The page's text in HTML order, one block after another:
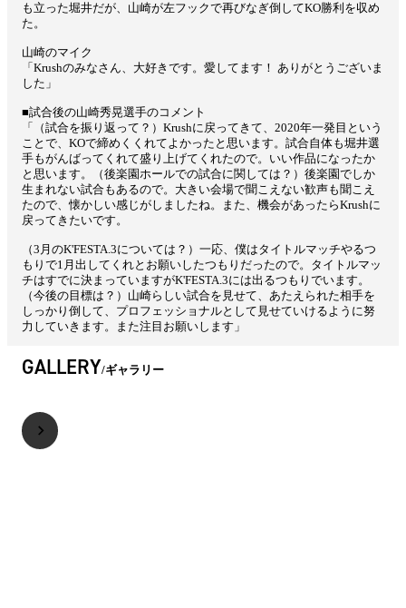
も立った堀井だが、山崎が左フックで再びなぎ倒してKO勝利を収め
た。
山崎のマイク
「Krushのみなさん、大好きです。愛してます！ ありがとうございま
した」
■試合後の山崎秀晃選手のコメント
「（試合を振り返って？）Krushに戻ってきて、2020年一発目という
ことで、KOで締めくくれてよかったと思います。試合自体も堀井選
手もがんばってくれて盛り上げてくれたので。いい作品になったか
と思います。（後楽園ホールでの試合に関しては？）後楽園でしか
生まれない試合もあるので。大きい会場で聞こえない歓声も聞こえ
たので、懐かしい感じがしましたね。また、機会があったらKrushに
戻ってきたいです。
（3月のK'FESTA.3については？）一応、僕はタイトルマッチやるつ
もりで1月出してくれとお願いしたつもりだったので。タイトルマッ
チはすでに決まっていますがK'FESTA.3には出るつもりでいます。
（今後の目標は？）山崎らしい試合を見せて、あたえられた相手を
しっかり倒して、プロフェッショナルとして見せていけるように努
力していきます。また注目お願いします」
GALLERY ギャラリー